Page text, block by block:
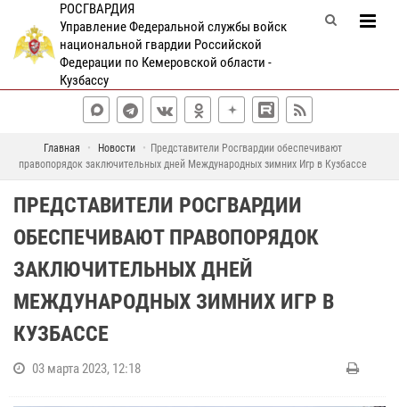
РОСГВАРДИЯ
Управление Федеральной службы войск
национальной гвардии Российской
Федерации по Кемеровской области -
Кузбассу
Главная Новости
Представители Росгвардии обеспечивают
правопорядок заключительных дней Международных зимних Игр в Кузбассе
ПРЕДСТАВИТЕЛИ РОСГВАРДИИ
ОБЕСПЕЧИВАЮТ ПРАВОПОРЯДОК
ЗАКЛЮЧИТЕЛЬНЫХ ДНЕЙ
МЕЖДУНАРОДНЫХ ЗИМНИХ ИГР В
КУЗБАССЕ
03 марта 2023, 12:18